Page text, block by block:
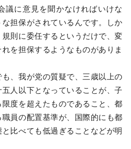
議に意見を聞かなければいけな
担保がされているんです。しか
規則に委任するというだけで、変
を担保するようなものがありま
、我が党の質疑で、三歳以上の
人以下となっていることが、子
度を超えたものであること、都
員の配置基準が、国際的にも都
比べても低過ぎることなどが明